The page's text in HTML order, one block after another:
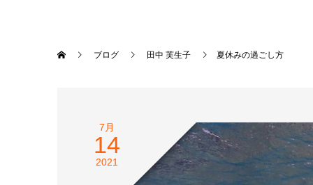
ブログ 田中 芙生子 夏休みの過ごし方
7月
14
2021